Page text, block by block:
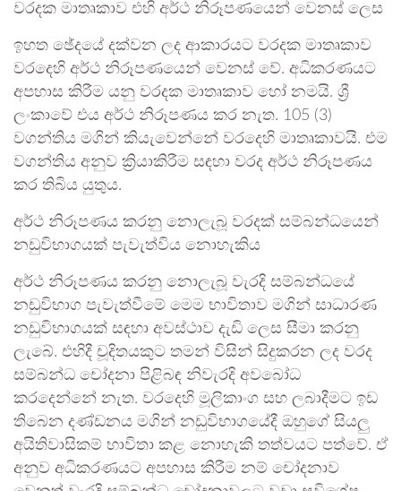
වරදක මාතෘකාව එහි අර්ථ නිරූපණයෙන් වෙනස් ලෙස
ඉහත ඡේදයේ දක්වන ලද ආකාරයට වරදක මාතෘකාව
වරදෙහි අර්ථ නිරූපණයෙන් වෙනස් වේ. අධිකරණයට
අපහාස කිරීම යනු වරදක මාතෘකාව හෝ නමයි. ශ්‍රී
ලංකාවේ එය අර්ථ නිරූපණය කර නැත. 105 (3)
වගන්තිය මගින් කියැවෙන්නේ වරදෙහි මාතෘකාවයි. එම
වගන්තිය අනුව ක්‍රියාකිරීම සඳහා වරද අර්ථ නිරූපණය
කර තිබිය යුතුය.
අර්ථ නිරූපණය කරනු නොලැබූ වරදක් සම්බන්ධයෙන්
නඩුවිභාගයක් පැවැත්විය නොහැකිය
අර්ථ නිරූපණය කරනු නොලැබූ වැරදි සම්බන්ධයේ
නඩුවිභාග පැවැත්වීමේ මෙම භාවිතාව මගින් සාධාරණ
නඩුවිභාගයක් සඳහා අවස්ථාව දැඩි ලෙස සීමා කරනු
ලැබේ. එහිදී චූදිතයකුට තමන් විසින් සිදුකරන ලද වරද
සම්බන්ධ චෝදනා පිළිබඳ නිවැරදි අවබෝධ
කරදෙන්නේ නැත. වරදෙහි මූලිකාංග සහ ලබාදීමට ඉඩ
තිබෙන දණ්ඩනය මගින් නඩුවිභාගයේදී ඔහුගේ සියලු
අයිතිවාසිකම් භාවිතා කළ නොහැකි තත්වයට පත්වේ. ඒ
අනුව අධිකරණයට අපහාස කිරීම නම් චෝදනාව